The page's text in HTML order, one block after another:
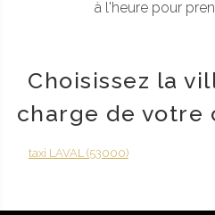
à l'heure pour
Choisissez la
charge de votre
taxi LAVAL (53000)